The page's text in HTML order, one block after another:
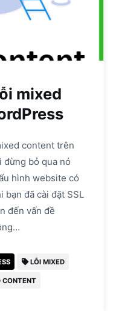
mixed
content trên
đừng bỏ qua nó
hình website có
bạn đã cài đặt SSL
đến vấn đề
LỖI MIXED